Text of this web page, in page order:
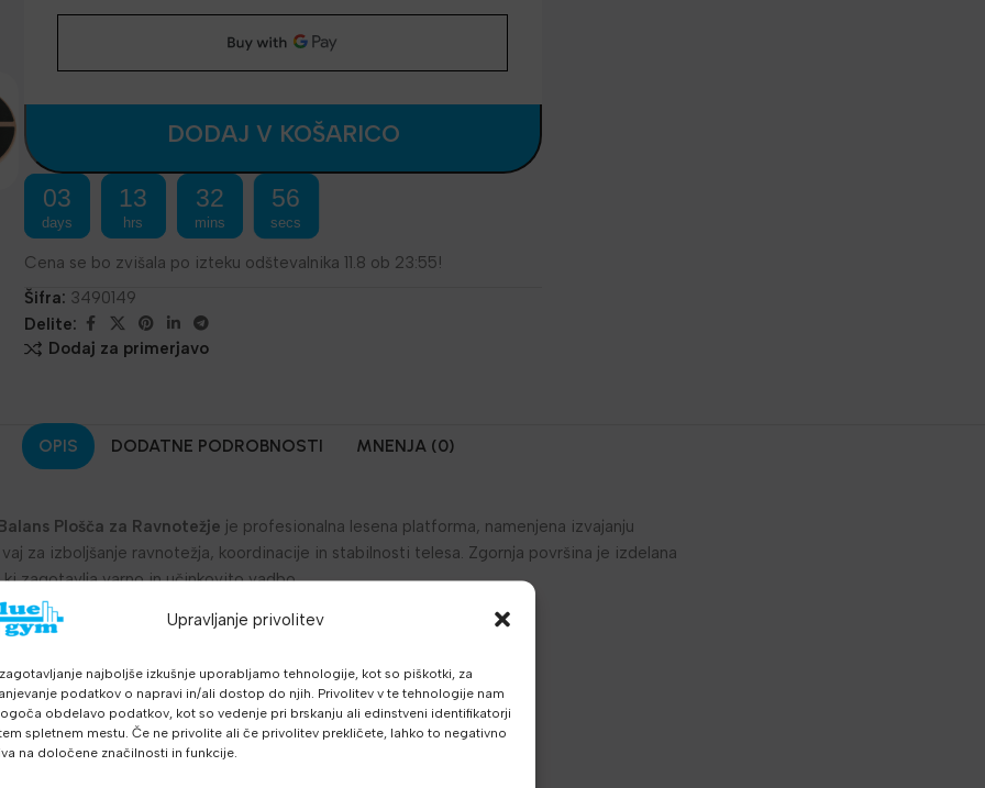
Upravljanje privolitev
najboljše izkušnje uporabljamo tehnologije, kot so piškotki, za
podatkov o napravi in/ali dostop do njih. Privolitev v te tehnologije nam
obdelavo podatkov, kot so vedenje pri brskanju ali edinstveni identifikatorji
spletnem mestu. Če ne privolite ali če privolitev prekličete, lahko to negativno
na določene značilnosti in funkcije.
DODAJ V KOŠARICO
03
days
13
hrs
32
mins
56
secs
Cena se bo zvišala po izteku odštevalnika 11.8 ob 23:55!
Šifra: 3490149
Delite:
Dodaj za primerjavo
OPIS DODATNE PODROBNOSTI MNENJA (0)
Plošča za Ravnotežje je profesionalna lesena platforma, namenjena izvajanju
za izboljšanje ravnotežja, koordinacije in stabilnosti telesa. Zgornja površina je izdelana
zagotavlja varno in učinkovito vadbo.
velikost za vse uporabnike
trajnost in stabilnost
oprijem in varnost
vaje in funkcionalni trening
in stabilnost jedra
preventivo in kondicijski trening